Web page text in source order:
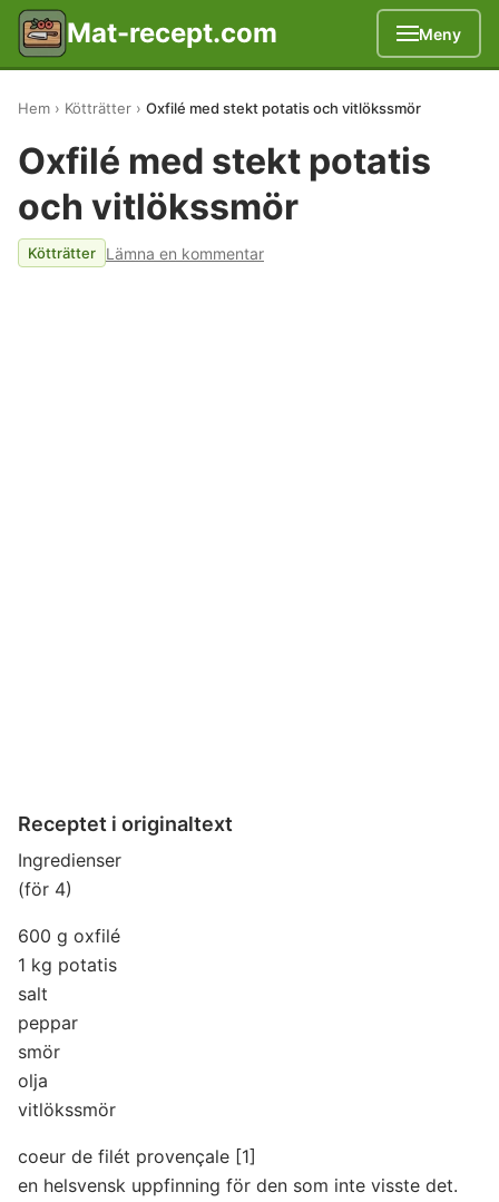
Mat-recept.com Meny
Hem Kötträtter Oxfilé med stekt potatis och vitlökssmör
Oxfilé med stekt potatis
och vitlökssmör
Kötträtter Lämna en kommentar
Receptet i originaltext
Ingredienser
(för 4)
600 g oxfilé
1 kg potatis
salt
peppar
smör
olja
vitlökssmör
coeur de filét provençale [1]
en helsvensk uppfinning för den som inte visste det.